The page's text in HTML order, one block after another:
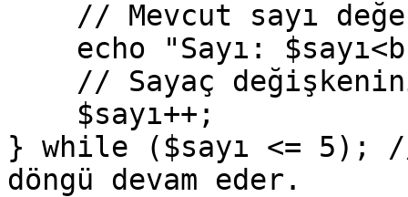
} while ($sayı <= 5);
döngü devam eder.